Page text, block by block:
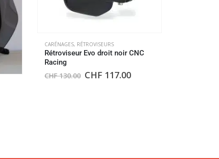
CARÉNAGES, RÉTROVISEURS
Rétroviseur Evo droit noir CNC
Racing
CHF130.00 CHF 117.00